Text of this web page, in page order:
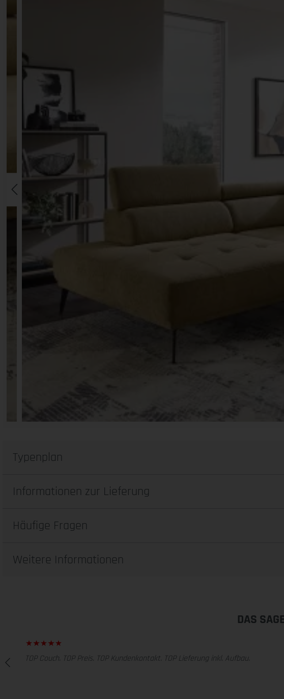
Typenplan
Informationen zur Lieferung
Häufige Fragen
Weitere Informationen
DAS
TOP Couch. TOP Preis. TOP Kundenkontakt. TOP Lieferung inkl. Aufbau.